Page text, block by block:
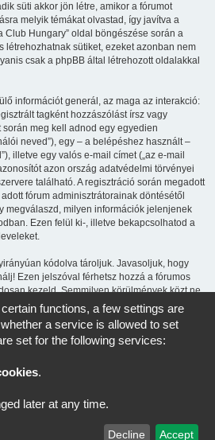
süti akkor jön létre, amikor a fórumot
melyik témákat olvastad, így javítva a
Club Hungary” oldal böngészése során a
létrehozhatnak sütiket, ezeket azonban nem
csak a phpBB által létrehozott oldalakkal
információt generál, az maga az interakció:
tagként hozzászólást írsz vagy
meg kell adnod egy egyedien
neved”), egy – a belépéshez használt –
illetve egy valós e-mail címet („az e-mail
azon ország adatvédelmi törvényei
található. A regisztráció során megadott
fórum adminisztrátorainak döntésétől
megválaszd, milyen információk jelenjenek
Ezen felül ki-, illetve bekapcsolhatod a
kódolva tároljuk. Javasoljuk, hogy
Ezen jelszóval férhetsz hozzá a fórumos
kezeld. Semmilyen körülmények közt ne
ha az az oldal üzemeltetője is, vagy ha a
elfelejted a jelszavad, használd az
A rendszer kérni fogja a felhasználóneved
fog egy új jelszót, így újra használhatod az
® Forum Software © phpBB Limited
©
Magyar phpBB Közösség
functions, a few settings are
a service is allowed to set
set for the following services:
.
later at any time.
Decline Accept